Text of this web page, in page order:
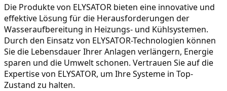
Die Produkte von ELYSATOR bieten eine innovative und
effektive Lösung für die Herausforderungen der
Wasseraufbereitung in Heizungs- und Kühlsystemen.
Durch den Einsatz von ELYSATOR-Technologien können
Sie die Lebensdauer Ihrer Anlagen verlängern, Energie
sparen und die Umwelt schonen. Vertrauen Sie auf die
Expertise von ELYSATOR, um Ihre Systeme in Top-
Zustand zu halten.